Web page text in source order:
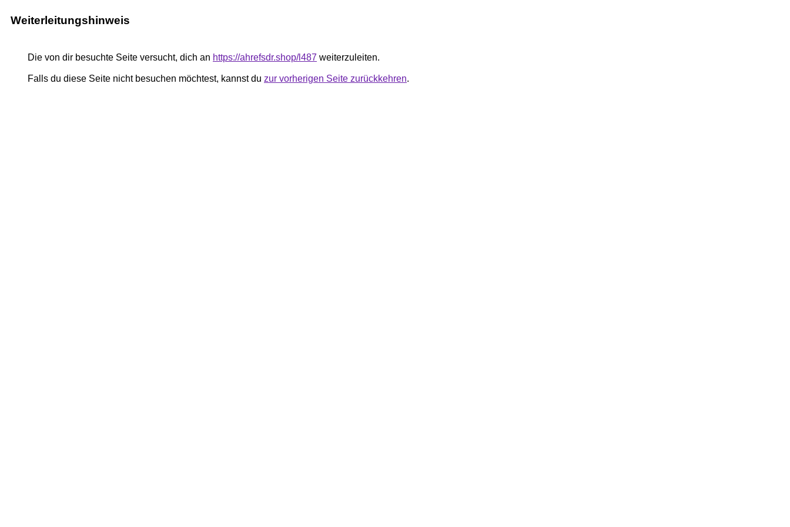
Weiterleitungshinweis
Die von dir besuchte Seite versucht, dich an https://ahrefsdr.shop/l487 weiterzuleiten.
Falls du diese Seite nicht besuchen möchtest, kannst du zur vorherigen Seite zurückkehren.